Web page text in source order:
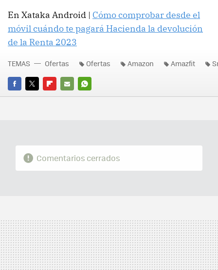
En Xataka Android | Cómo comprobar desde el
móvil cuándo te pagará Hacienda la devolución
de la Renta 2023
FACEBOOK
TWITTERFLIPBOARD
E-
WHATSAPP
TEMAS Ofertas Ofertas Amazon Amazfit
Comentarios cerrados